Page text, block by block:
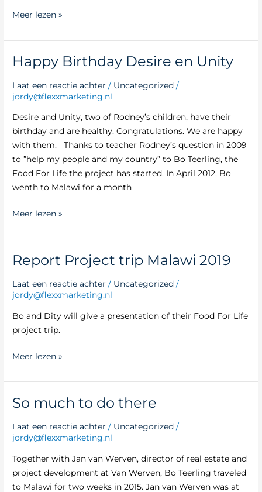
Meer lezen »
Happy Birthday Desire en Unity
Laat een reactie achter / Uncategorized /
jordy@flexxmarketing.nl
Desire and Unity, two of Rodney’s children, have their
birthday and are healthy. Congratulations. We are happy
with them. Thanks to teacher Rodney’s question in 2009
to ”help my people and my country” to Bo Teerling, the
Food For Life the project has started. In April 2012, Bo
wenth to Malawi for a month
Happy
Desire
en
Unity
Meer lezen »
Report Project trip Malawi 2019
Laat een reactie achter / Uncategorized /
jordy@flexxmarketing.nl
Bo and Dity will give a presentation of their Food For Life
project trip.
Report
trip
Malawi
2019
Meer lezen »
So much to do there
Laat een reactie achter / Uncategorized /
jordy@flexxmarketing.nl
Together with Jan van Werven, director of real estate and
project development at Van Werven, Bo Teerling traveled
to Malawi for two weeks in 2015. Jan van Werven was at
So
to
do
there